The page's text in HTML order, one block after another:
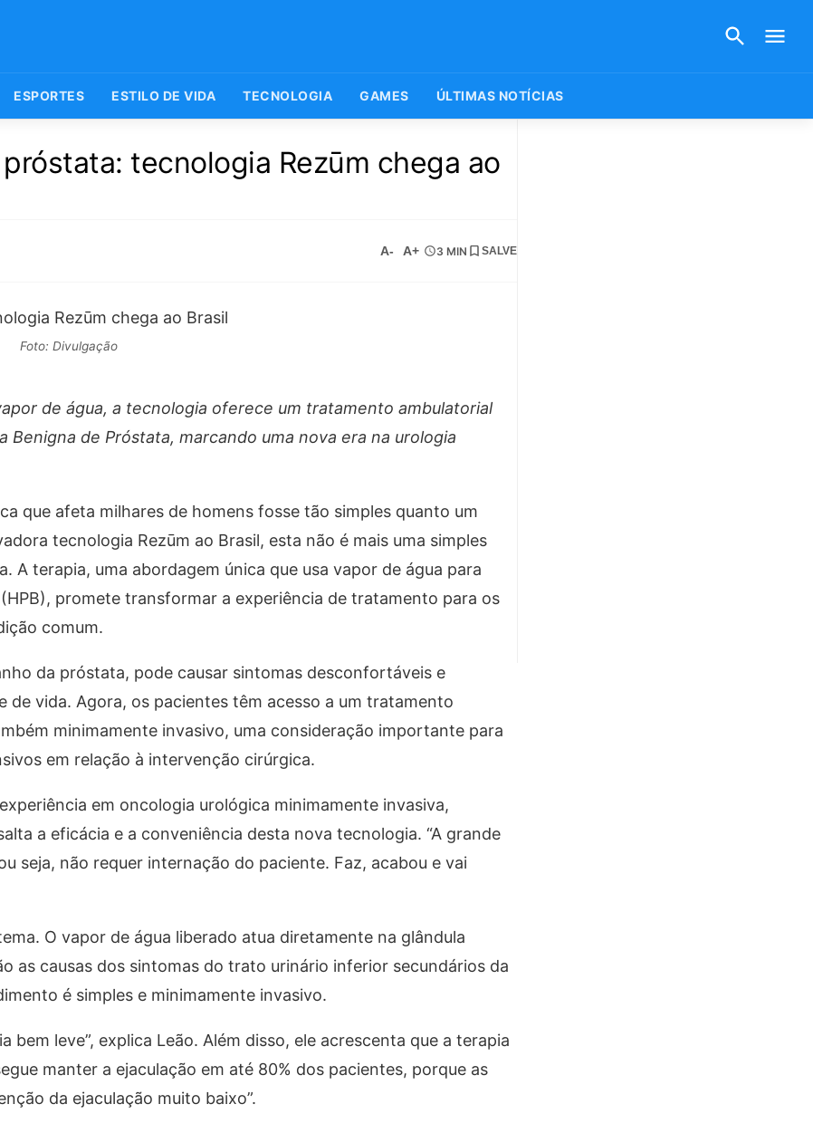
ESPORTES ESTILO DE VIDA TECNOLOGIA GAMES ÚLTIMAS NOTÍCIAS
tecnologia Rezūm chega ao
A- A+ 3 MIN SALVE
Foto: Divulgação
de água, a tecnologia oferece um tratamento ambulatorial
Benigna de Próstata, marcando uma nova era na urologia
que afeta milhares de homens fosse tão simples quanto um
tecnologia Rezūm ao Brasil, esta não é mais uma simples
A terapia, uma abordagem única que usa vapor de água para
promete transformar a experiência de tratamento para os
comum.
da próstata, pode causar sintomas desconfortáveis e
vida. Agora, os pacientes têm acesso a um tratamento
minimamente invasivo, uma consideração importante para
em relação à intervenção cirúrgica.
em oncologia urológica minimamente invasiva,
a eficácia e a conveniência desta nova tecnologia. “A grande
seja, não requer internação do paciente. Faz, acabou e vai
O vapor de água liberado atua diretamente na glândula
as causas dos sintomas do trato urinário inferior secundários da
é simples e minimamente invasivo.
bem leve”, explica Leão. Além disso, ele acrescenta que a terapia
manter a ejaculação em até 80% dos pacientes, porque as
da ejaculação muito baixo”.